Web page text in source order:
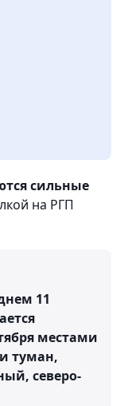
сильные
на РГП
11
местами
туман,
северо-